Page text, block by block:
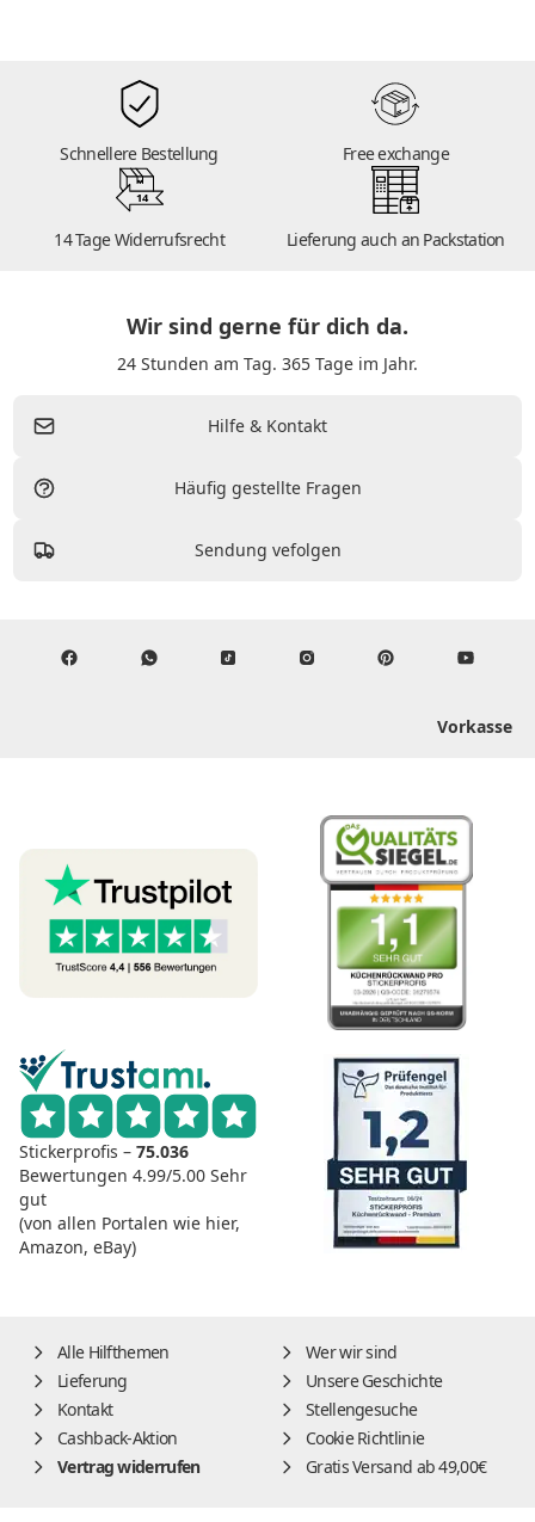
Schnellere Bestellung Free exchange
14
14 Tage Widerrufsrecht Lieferung auch an Packstation
Wir sind gerne für dich da.
24 Stunden am Tag. 365 Tage im Jahr.
Hilfe & Kontakt
Häufig gestellte Fragen
Sendung vefolgen
Vorkasse
Stickerprofis – 75.036
Bewertungen 4.99/5.00 Sehr
gut
(von allen Portalen wie hier,
Amazon, eBay)
Alle Hilfthemen
Wer wir sind
Lieferung
Unsere Geschichte
Kontakt
Stellengesuche
Cashback-Aktion
Cookie Richtlinie
Vertrag widerrufen
Gratis Versand ab 49,00€